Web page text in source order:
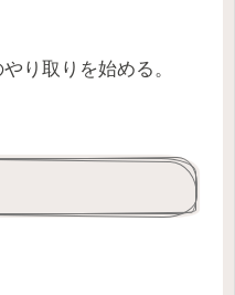
り取りを始める。